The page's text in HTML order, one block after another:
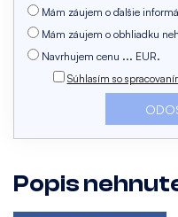
Popis
Mám záujem o ďalšie
Mám záujem o obhliadku
Navrhujem cenu ... EUR.
Súhlasím so